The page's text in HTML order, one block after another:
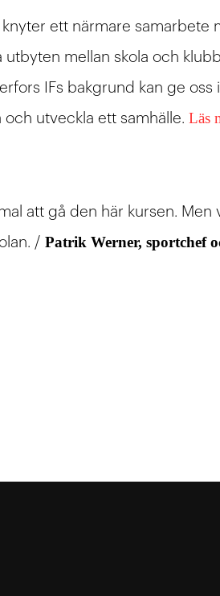
ett närmare samarbete
mellan skola och
IFs bakgrund kan ge oss
utveckla ett samhälle. Läs
att gå den här kursen. Men
/ Patrik Werner, sportchef